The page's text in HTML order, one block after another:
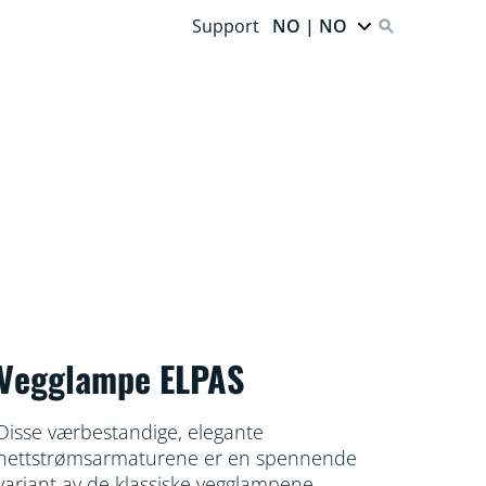
Support NO | NO
ELPAS
værbestandige, elegante
er en spennende